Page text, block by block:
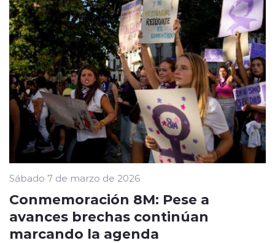
Sábado 7 de marzo de 2026
Conmemoración 8M: Pese a
avances brechas continúan
marcando la agenda